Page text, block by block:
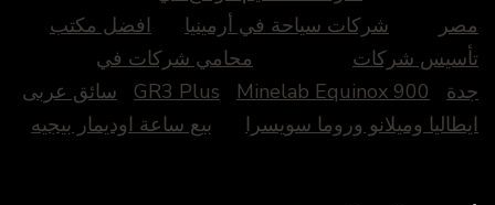
مصر
شركات سياحة في أرمينيا
افضل مكتب
تأسيس شركات
محامي شركات في
جدة
GR3 Plus Minelab Equinox 900
سائق عربى
ايطاليا وميلانو وروما سويسرا
بيع ساعة اوديمار بيجيه